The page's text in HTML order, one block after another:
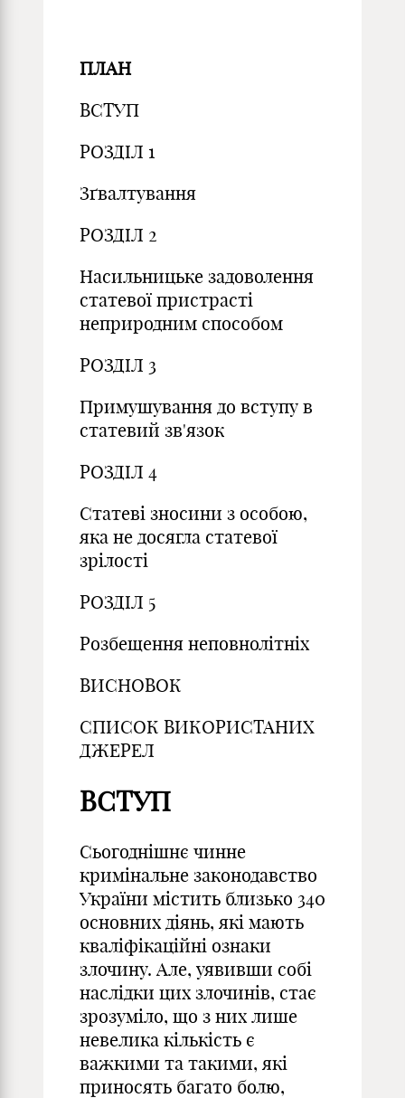
ПЛАН
ВСТУП
РОЗДІЛ 1
Зґвалтування
РОЗДІЛ 2
Насильницьке задоволення
статевої пристрасті
неприродним способом
РОЗДІЛ 3
Примушування до вступу в
статевий зв'язок
РОЗДІЛ 4
Статеві зносини з особою,
яка не досягла статевої
зрілості
РОЗДІЛ 5
Розбещення неповнолітніх
ВИСНОВОК
СПИСОК ВИКОРИСТАНИХ
ДЖЕРЕЛ
ВСТУП
Сьогоднішнє чинне
кримінальне законодавство
України містить близько 340
основних діянь, які мають
кваліфікаційні ознаки
злочину. Але, уявивши собі
наслідки цих злочинів, стає
зрозуміло, що з них лише
невелика кількість є
важкими та такими, які
приносять багато болю,